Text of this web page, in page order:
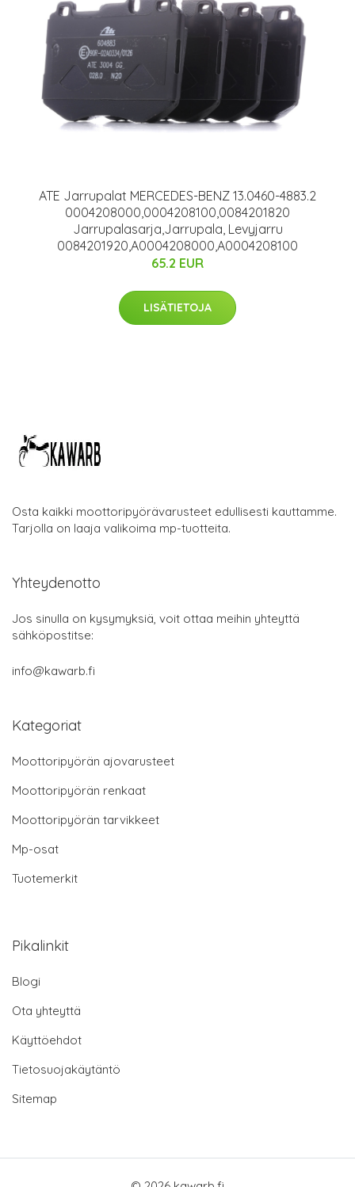
ATE Jarrupalat MERCEDES-BENZ 13.0460-4883.2
0004208000,0004208100,0084201820
Jarrupalasarja,Jarrupala, Levyjarru
0084201920,A0004208000,A0004208100
65.2 EUR
LISÄTIETOJA
Osta kaikki moottoripyörävarusteet edullisesti kauttamme.
Tarjolla on laaja valikoima mp-tuotteita.
Yhteydenotto
Jos sinulla on kysymyksiä, voit ottaa meihin yhteyttä
sähköpostitse:
info@kawarb.fi
Kategoriat
Moottoripyörän ajovarusteet
Moottoripyörän renkaat
Moottoripyörän tarvikkeet
Mp-osat
Tuotemerkit
Pikalinkit
Blogi
Ota yhteyttä
Käyttöehdot
Tietosuojakäytäntö
Sitemap